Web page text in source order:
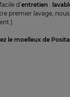
d’entretien :
premier lavage,
le moelleux de